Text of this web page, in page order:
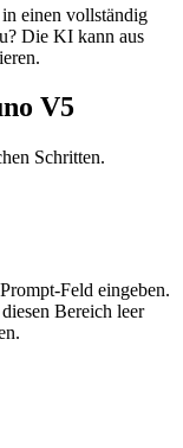
einen vollständig
Die KI kann aus
V5
Schritten.
Feld eingeben.
Bereich leer